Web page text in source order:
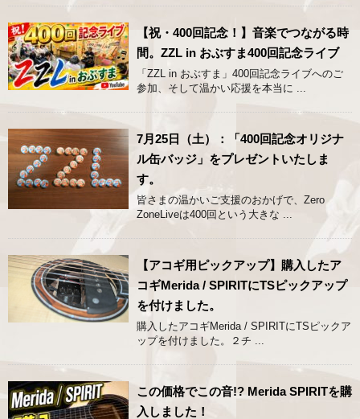
【祝・400回記念！】音楽でつながる時
間。ZZL in おぶすま400回記念ライブ
「ZZL in おぶすま」400回記念ライブへのご
参加、そして温かい応援を本当に ...
7月25日（土）：「400回記念オリジナ
ル缶バッジ」をプレゼントいたしま
す。
皆さまの温かいご支援のおかげで、Zero
ZoneLiveは400回という大きな ...
【アコギ用ピックアップ】購入したア
コギMerida / SPIRITにTSピックアップ
を付けました。
購入したアコギMerida / SPIRITにTSピックア
ップを付けました。２チ ...
この価格でこの音!? Merida SPIRITを購
入しました！